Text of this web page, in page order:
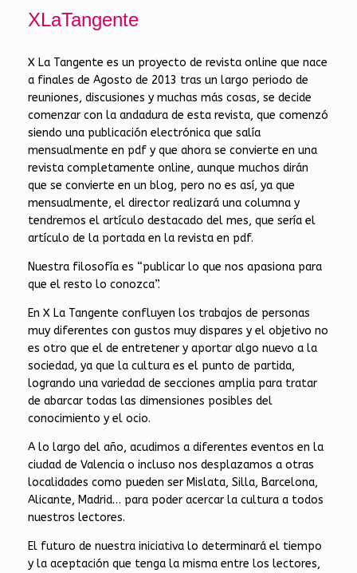
XLaTangente
X La Tangente es un proyecto de revista online que nace
a finales de Agosto de 2013 tras un largo periodo de
reuniones, discusiones y muchas más cosas, se decide
comenzar con la andadura de esta revista, que comenzó
siendo una publicación electrónica que salía
mensualmente en pdf y que ahora se convierte en una
revista completamente online, aunque muchos dirán
que se convierte en un blog, pero no es así, ya que
mensualmente, el director realizará una columna y
tendremos el artículo destacado del mes, que sería el
artículo de la portada en la revista en pdf.
Nuestra filosofía es “publicar lo que nos apasiona para
que el resto lo conozca”.
En X La Tangente confluyen los trabajos de personas
muy diferentes con gustos muy dispares y el objetivo no
es otro que el de entretener y aportar algo nuevo a la
sociedad, ya que la cultura es el punto de partida,
logrando una variedad de secciones amplia para tratar
de abarcar todas las dimensiones posibles del
conocimiento y el ocio.
A lo largo del año, acudimos a diferentes eventos en la
ciudad de Valencia o incluso nos desplazamos a otras
localidades como pueden ser Mislata, Silla, Barcelona,
Alicante, Madrid… para poder acercar la cultura a todos
nuestros lectores.
El futuro de nuestra iniciativa lo determinará el tiempo
y la aceptación que tenga la misma entre los lectores,